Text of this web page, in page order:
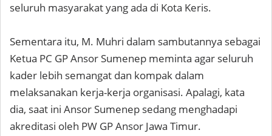
seluruh masyarakat yang ada di Kota Keris.
Sementara itu, M. Muhri dalam sambutannya sebagai
Ketua PC GP Ansor Sumenep meminta agar seluruh
kader lebih semangat dan kompak dalam
melaksanakan kerja-kerja organisasi. Apalagi, kata
dia, saat ini Ansor Sumenep sedang menghadapi
akreditasi oleh PW GP Ansor Jawa Timur.